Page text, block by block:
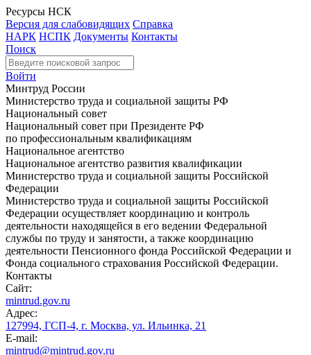
Ресурсы НСК
Версия для слабовидящих Справка
НАРК НСПК Документы Контакты
Поиск
Войти
Минтруд России
Министерство труда и социальной защиты РФ
Национальный совет
Национальный совет при Президенте РФ
по профессиональным квалификациям
Национальное агентство
Национальное агентство развития квалификации
Министерство труда и социальной защиты Российской
Федерации
Министерство труда и социальной защиты Российской
Федерации осуществляет координацию и контроль
деятельности находящейся в его ведении Федеральной
службы по труду и занятости, а также координацию
деятельности Пенсионного фонда Российской Федерации и
Фонда социального страхования Российской Федерации.
Контакты
Сайт:
mintrud.gov.ru
Адрес:
127994, ГСП-4, г. Москва, ул. Ильинка, 21
E-mail:
mintrud@mintrud.gov.ru